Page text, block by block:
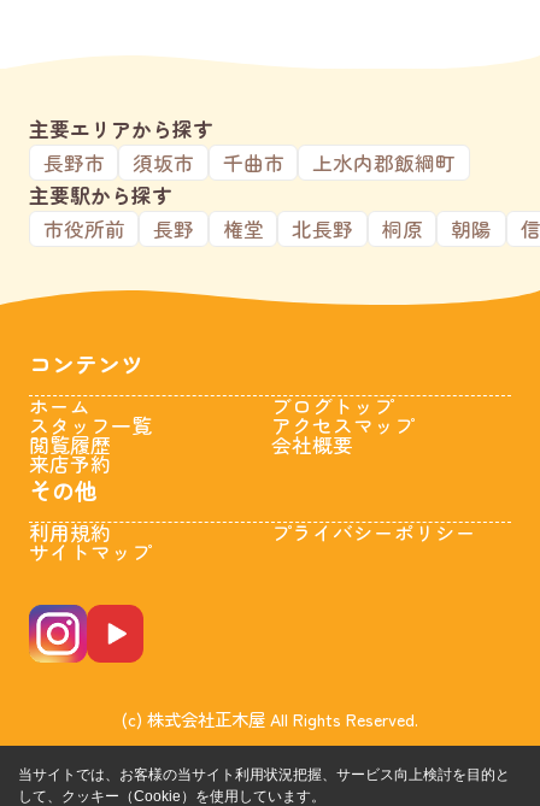
主要エリアから探す
長野市
須坂市 千曲市
上水内郡飯綱町
主要駅から探す
市役所前
長野 権堂 北長野 桐原 朝陽
コンテンツ
ホーム
スタッフ一覧
閲覧履歴
来店予約
ブログトップ
アクセスマップ
会社概要
その他
利用規約
サイトマップ
プライバシーポリシー
(c) 株式会社正木屋 All Rights Reserved.
当サイトでは、お客様の当サイト利用状況把握、サービス向上検討を目的と
して、クッキー（Cookie）を使用しています。